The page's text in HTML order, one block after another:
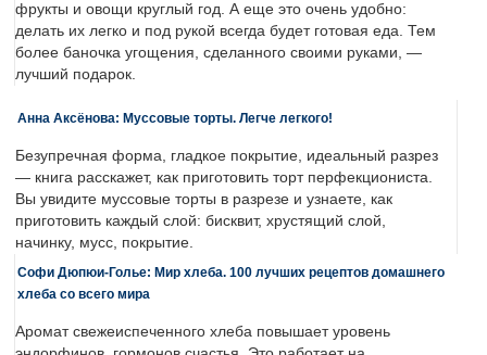
фрукты и овощи круглый год. А еще это очень удобно:
делать их легко и под рукой всегда будет готовая еда. Тем
более баночка угощения, сделанного своими руками, —
лучший подарок.
Анна Аксёнова: Муссовые торты. Легче легкого!
Безупречная форма, гладкое покрытие, идеальный разрез
— книга расскажет, как приготовить торт перфекциониста.
Вы увидите муссовые торты в разрезе и узнаете, как
приготовить каждый слой: бисквит, хрустящий слой,
начинку, мусс, покрытие.
Софи Дюпюи-Голье: Мир хлеба. 100 лучших рецептов домашнего
хлеба со всего мира
Аромат свежеиспеченного хлеба повышает уровень